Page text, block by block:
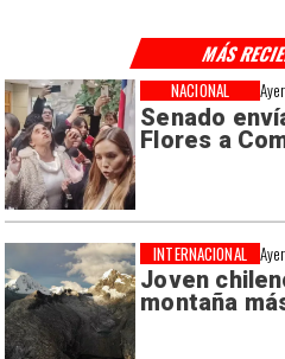
Senado
Flores a
NACIONAL
Joven
montaña
INTERNACIONAL
MÁS